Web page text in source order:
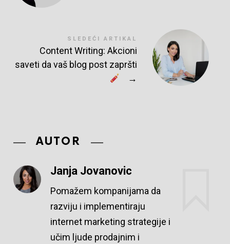
SLEDEĆI ARTIKAL
Content Writing: Akcioni
saveti da vaš blog post zapršti
→
AUTOR
Janja Jovanovic
Pomažem kompanijama da
razviju i implementiraju
internet marketing strategije i
učim ljude prodajnim i